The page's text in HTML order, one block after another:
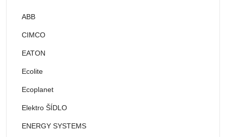
ABB
CIMCO
EATON
Ecolite
Ecoplanet
Elektro ŠÍDLO
ENERGY SYSTEMS